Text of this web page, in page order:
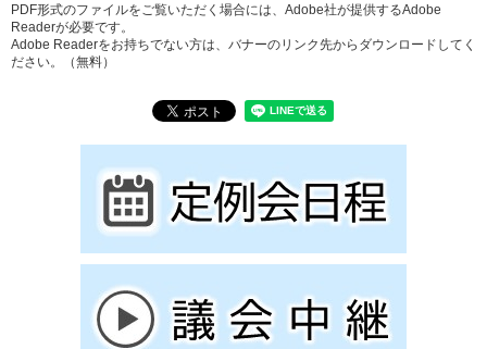
PDF形式のファイルをご覧いただく場合には、Adobe社が提供するAdobe
Readerが必要です。
Adobe Readerをお持ちでない方は、バナーのリンク先からダウンロードしてく
ださい。（無料）